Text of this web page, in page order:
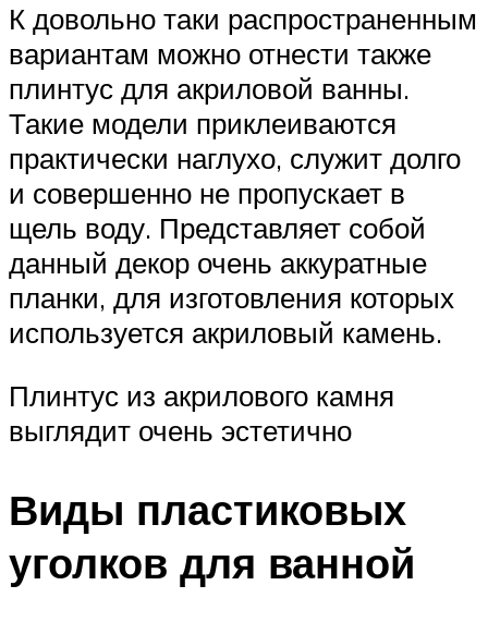
К довольно таки распространенным
вариантам можно отнести также
плинтус для акриловой ванны.
Такие модели приклеиваются
практически наглухо, служит долго
и совершенно не пропускает в
щель воду. Представляет собой
данный декор очень аккуратные
планки, для изготовления которых
используется акриловый камень.
Плинтус из акрилового камня
выглядит очень эстетично
Виды пластиковых
уголков для ванной